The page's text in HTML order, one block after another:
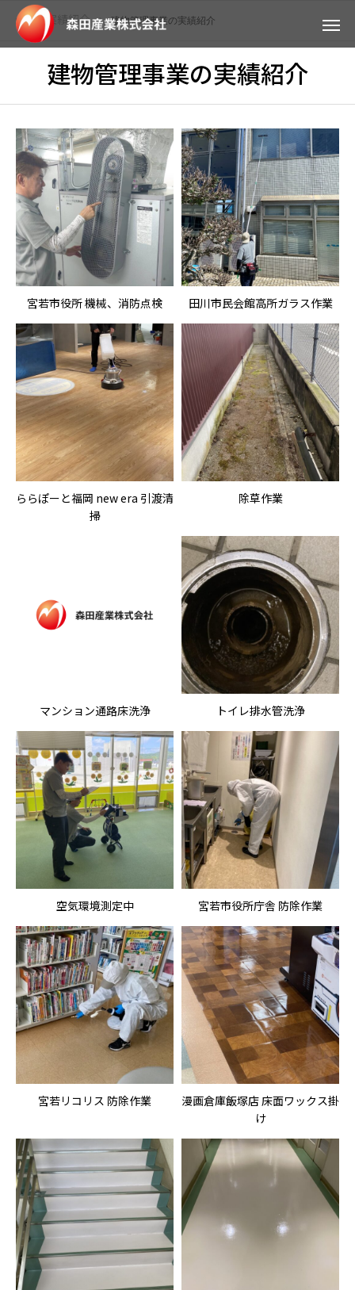
ーム 実績紹介 建物管理事業の実績紹介
建物管理事業の実績紹介
宮若市役所 機械、消防点検 田川市民会館高所ガラス作業
ららぽーと福岡 new era 引渡清
掃
除草作業
マンション通路床洗浄 トイレ排水管洗浄
空気環境測定中 宮若市役所庁舎 防除作業
宮若リコリス 防除作業
漫画倉庫飯塚店 床面ワックス掛
け